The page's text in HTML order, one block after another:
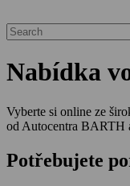
Nabídka
Vyberte si online ze
od Autocentra BARTH
Potřebujete